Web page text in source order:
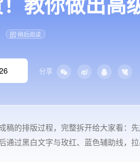
稍后阅读
分享
稿的排版过程，完整拆开给大家看：
通过黑白文字与玫红、蓝色辅助线，拉